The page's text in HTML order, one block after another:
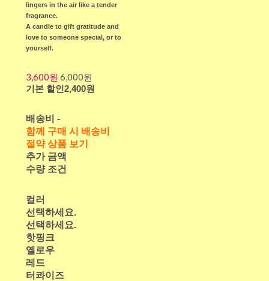
lingers in the air like a tender
fragrance.
A candle to gift gratitude and
love to someone special, or to
yourself.
3,600원 6,000원
기본 할인2,400원
배송비 -
함께 구매 시 배송비
절약 상품 보기
추가 금액
수량 조건
컬러
선택하세요.
선택하세요.
핫핑크
옐로우
레드
터콰이즈